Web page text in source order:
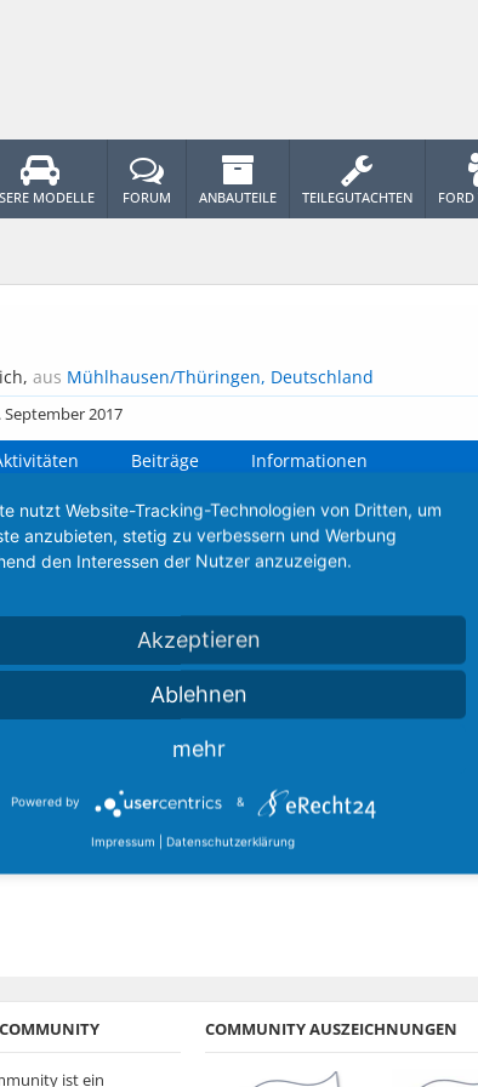
aus Mühlhausen/Thüringen, Deutschland
September 2017
Beiträge Informationen
im Profil von Christopher, die angezeigt werden
MODELLE FORUM ANBAUTEILE TEILEGUTACHTEN FORD
ist ein
COMMUNITY AUSZEICHNUNGEN
nutzt Website-Tracking-Technologien von Dritten, um
anzubieten, stetig zu verbessern und Werbung
den Interessen der Nutzer anzuzeigen.
Akzeptieren
Ablehnen
mehr
Powered by &
Impressum | Datenschutzerklärung